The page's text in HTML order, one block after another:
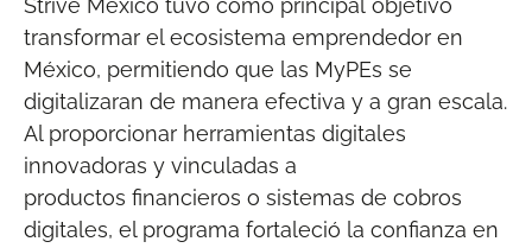
Strive México tuvo como principal objetivo
transformar el ecosistema emprendedor en
México, permitiendo que las MyPEs se
digitalizaran de manera efectiva y a gran escala.
Al proporcionar herramientas digitales
innovadoras y vinculadas a
productos financieros o sistemas de cobros
digitales, el programa fortaleció la confianza en